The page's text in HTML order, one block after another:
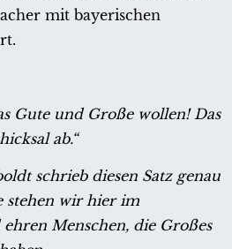
mit bayerischen
Gute und Große wollen! Das
ab.“
schrieb diesen Satz genau
stehen wir hier im
Menschen, die Großes